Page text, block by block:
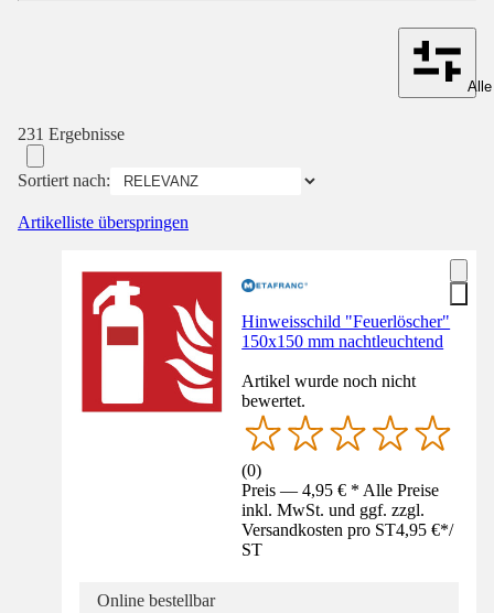
231 Ergebnisse
Sortiert nach:
Artikelliste überspringen
Hinweisschild "Feuerlöscher"
150x150 mm nachtleuchtend
Artikel wurde noch nicht
bewertet.
(0)
Preis — 4,95 € * Alle Preise
inkl. MwSt. und ggf. zzgl.
Versandkosten pro ST4,95 €*/
ST
Online bestellbar